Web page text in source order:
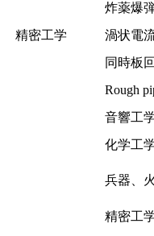
炸薬爆
精密工学
渦状電
同時板
Rough
音響工
化学工
兵器、
精密工